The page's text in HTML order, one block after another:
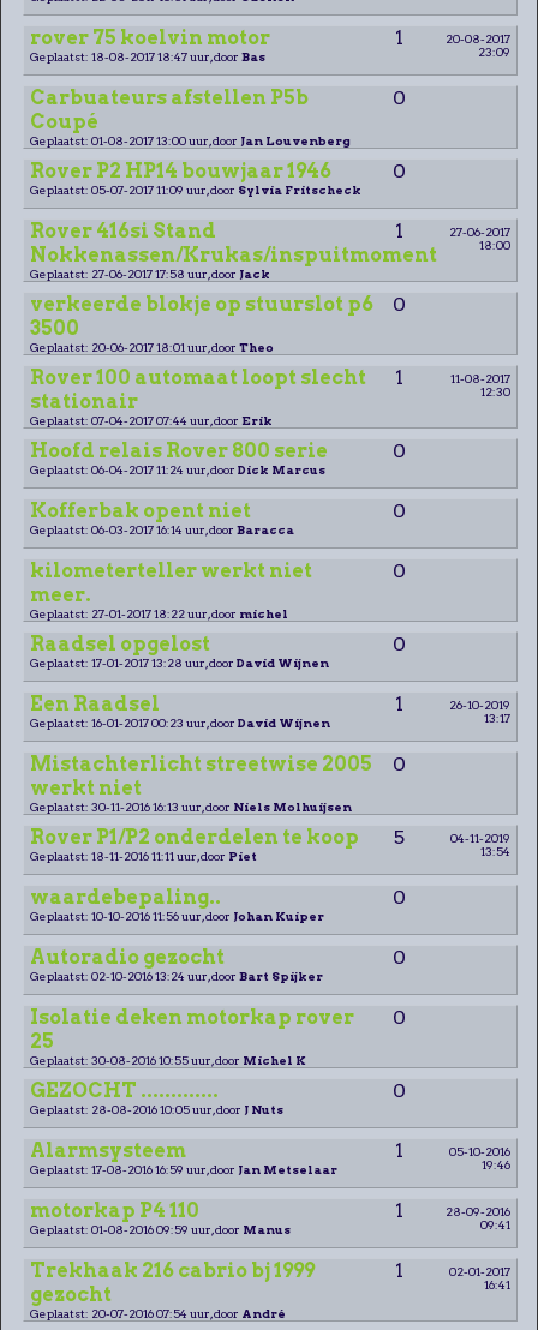
rover 75 koelvin motor 1
20-08-2017
23:09
Geplaatst: 18-08-2017 18:47 uur, door Bas
Carbuateurs afstellen P5b
Coupé
0
Geplaatst: 01-08-2017 13:00 uur, door Jan Louvenberg
Rover P2 HP14 bouwjaar 1946 0
Geplaatst: 05-07-2017 11:09 uur, door Sylvia Fritscheck
Rover 416si Stand
Nokkenassen/Krukas/inspuitmoment
1
27-06-2017
18:00
Geplaatst: 27-06-2017 17:58 uur, door Jack
verkeerde blokje op stuurslot p6
3500
0
Geplaatst: 20-06-2017 18:01 uur, door Theo
Rover 100 automaat loopt slecht
stationair
1
11-08-2017
12:30
Geplaatst: 07-04-2017 07:44 uur, door Erik
Hoofd relais Rover 800 serie 0
Geplaatst: 06-04-2017 11:24 uur, door Dick Marcus
Kofferbak opent niet 0
Geplaatst: 06-03-2017 16:14 uur, door Baracca
kilometerteller werkt niet
meer.
0
Geplaatst: 27-01-2017 18:22 uur, door michel
Raadsel opgelost 0
Geplaatst: 17-01-2017 13:28 uur, door David Wijnen
Een Raadsel 1
26-10-2019
13:17
Geplaatst: 16-01-2017 00:23 uur, door David Wijnen
Mistachterlicht streetwise 2005
werkt niet
0
Geplaatst: 30-11-2016 16:13 uur, door Niels Molhuijsen
Rover P1/P2 onderdelen te koop 5
04-11-2019
13:54
Geplaatst: 18-11-2016 11:11 uur, door Piet
waardebepaling.. 0
Geplaatst: 10-10-2016 11:56 uur, door Johan Kuiper
Autoradio gezocht 0
Geplaatst: 02-10-2016 13:24 uur, door Bart Spijker
Isolatie deken motorkap rover
25
0
Geplaatst: 30-08-2016 10:55 uur, door Michel K
GEZOCHT ............. 0
Geplaatst: 28-08-2016 10:05 uur, door J Nuts
Alarmsysteem 1
05-10-2016
19:46
Geplaatst: 17-08-2016 16:59 uur, door Jan Metselaar
motorkap P4 110 1
28-09-2016
09:41
Geplaatst: 01-08-2016 09:59 uur, door Manus
Trekhaak 216 cabrio bj 1999
gezocht
1
02-01-2017
16:41
Geplaatst: 20-07-2016 07:54 uur, door André